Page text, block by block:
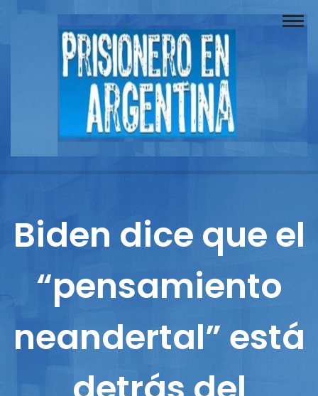
Buscador
Documentos
Reportajes
Columnistas
Contacto
Biden dice que el
“pensamiento
neandertal” está